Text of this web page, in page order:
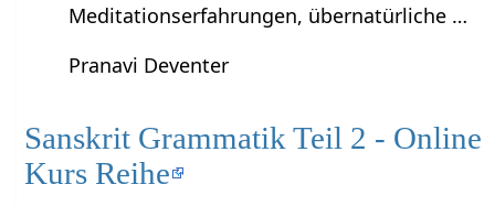
Meditationserfahrungen, übernatürliche …
Pranavi Deventer
Sanskrit Grammatik Teil 2 - Online
Kurs Reihe